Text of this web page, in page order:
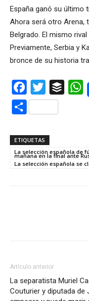
España ganó su último
Ahora será otro Arena,
Belgrado. El mismo
Previamente, Serbia y
bronce de su historia
Facebook
Twitter Buffer
Compartir
ETIQUETAS
La selección española de
mañana en la final ante
La selección española se
Artículo anterior
La separatista Muriel
Couturier y diputada de